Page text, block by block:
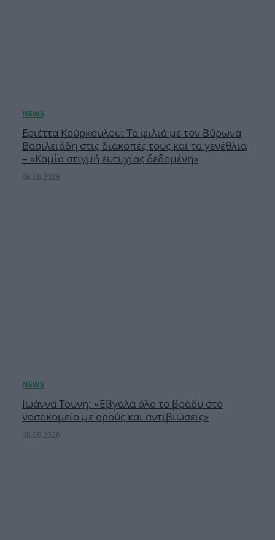
Εριέττα Κούρκουλου: Τα φιλιά με τον Βύρωνα
Βασιλειάδη στις διακοπές τους και τα γενέθλια
– «Καμία στιγμή ευτυχίας δεδομένη»
08.08.2026
Ιωάννα Τούνη: «Έβγαλα όλο το βράδυ στο
νοσοκομείο με ορούς και αντιβιώσεις»
08.08.2026